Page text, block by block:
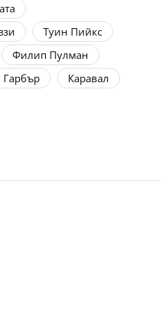
Туин Пийкс
Филип Пулман
Гарбър ​​​Каравал